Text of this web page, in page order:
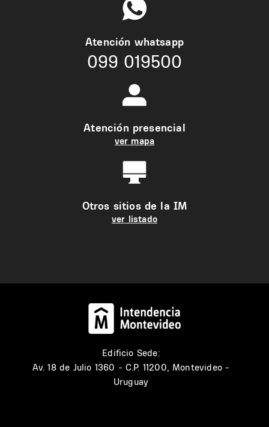
Atención whatsapp
099 019500
Atención presencial
ver mapa
Otros sitios de la IM
ver listado
Edificio Sede:
Av. 18 de Julio 1360 - C.P. 11200, Montevideo -
Uruguay